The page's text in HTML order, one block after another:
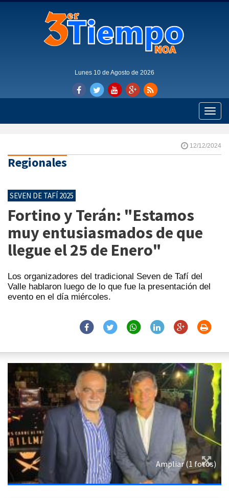
Lunes 10 de Agosto de 2026
Toggle
12/12/2024
Regionales
SEVEN DE TAFÍ 2025
Fortino y Terán: "Estamos
muy entusiasmados de que
llegue el 25 de Enero"
Los organizadores del tradicional Seven de Tafí del
Valle hablaron luego de lo que fue la presentación del
evento en el día miércoles.
Ampliar (1 fotos)